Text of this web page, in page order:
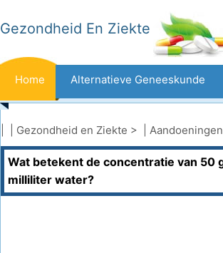
Gezondheid En Ziekte
Home Alternatieve Geneeskunde
Beten En Steken Kanker
Aandoeningen En Behandelingen
Gezondheid en Ziekte > | Aandoeningen
Wat betekent de concentratie van 50
milliliter water?